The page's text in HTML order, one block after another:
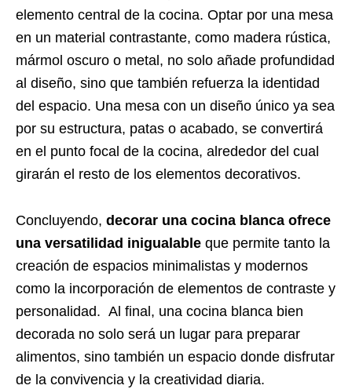
elemento central de la cocina. Optar por una mesa
en un material contrastante, como madera rústica,
mármol oscuro o metal, no solo añade profundidad
al diseño, sino que también refuerza la identidad
del espacio. Una mesa con un diseño único ya sea
por su estructura, patas o acabado, se convertirá
en el punto focal de la cocina, alrededor del cual
girarán el resto de los elementos decorativos.
Concluyendo, decorar una cocina blanca ofrece
una versatilidad inigualable que permite tanto la
creación de espacios minimalistas y modernos
como la incorporación de elementos de contraste y
personalidad. Al final, una cocina blanca bien
decorada no solo será un lugar para preparar
alimentos, sino también un espacio donde disfrutar
de la convivencia y la creatividad diaria.